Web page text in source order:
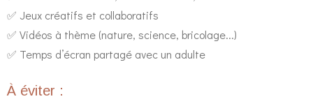
✅ Jeux créatifs et collaboratifs
✅ Vidéos à thème (nature, science, bricolage...)
✅ Temps d’écran partagé avec un adulte
À éviter :